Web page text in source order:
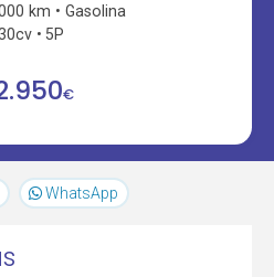
km
Gasolina
5P
€
WhatsApp